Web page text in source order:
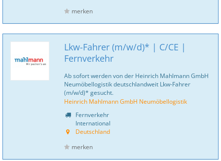
merken
Lkw-Fahrer (m/w/d)* | C/CE |
Fernverkehr
Ab sofort werden von der Heinrich Mahlmann GmbH
Neumöbellogistik deutschlandweit Lkw-Fahrer
(m/w/d)* gesucht.
Heinrich Mahlmann GmbH Neumöbellogistik
Fernverkehr
International
Deutschland
merken